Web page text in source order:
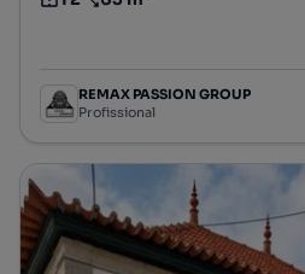
Tipologia
Preço por metro quadrado
REMAX PASSION GROUP
Profissional